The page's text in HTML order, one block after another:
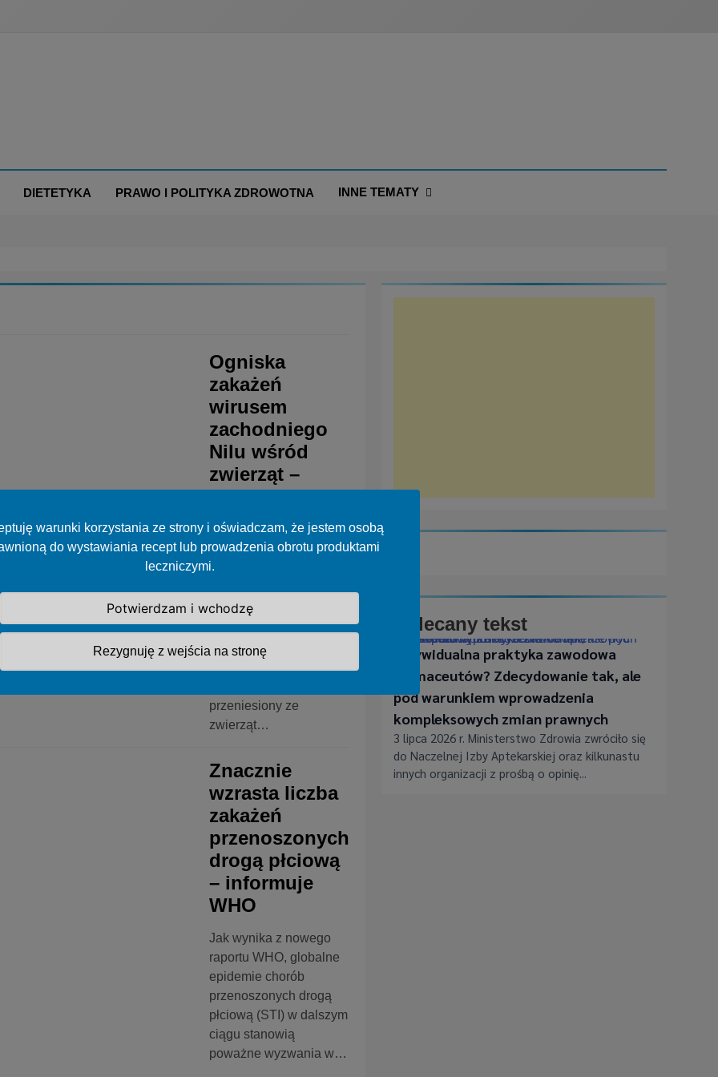
DIETETYKA PRAWO I POLITYKA ZDROWOTNA INNE TEMATY
warunki korzystania ze strony i oświadczam, że jestem osobą
do wystawiania recept lub prowadzenia obrotu produktami
leczniczymi.
Potwierdzam i wchodzę
Rezygnuję z wejścia na stronę
Ogniska
zakażeń
wirusem
zachodniego
Nilu wśród
zwierząt –
projekt
rozporządzenia
Zwierzęta (ptaki oraz
koniowate) stanowią
rezerwuar wirusa
zachodniego Nilu, a
patogen może być w
sprzyjających
przeniesiony ze
zwierząt…
Znacznie
wzrasta liczba
zakażeń
przenoszonych
drogą płciową
– informuje
WHO
Jak wynika z nowego
raportu WHO, globalne
epidemie chorób
przenoszonych drogą
płciową (STI) w dalszym
ciągu stanowią
poważne wyzwania w…
Polecany tekst
Indywidualna praktyka zawodowa farmaceutów? Zdecydowanie tak, ale pod warunkiem wprowadzenia kompleksowych zmian prawnych
Indywidualna praktyka zawodowa
farmaceutów? Zdecydowanie tak, ale
pod warunkiem wprowadzenia
kompleksowych zmian prawnych
3 lipca 2026 r. Ministerstwo Zdrowia zwróciło się
do Naczelnej Izby Aptekarskiej oraz kilkunastu
innych organizacji z prośbą o opinię...